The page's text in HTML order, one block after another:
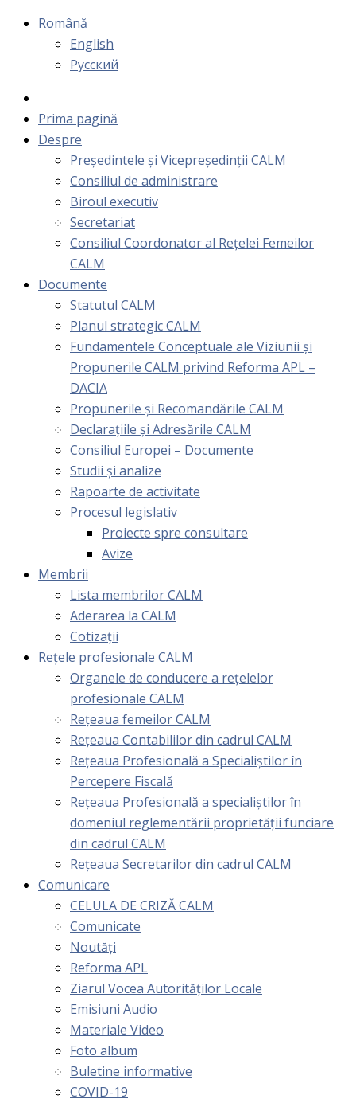
Română
English
Русский
Prima pagină
Despre
Președintele și Vicepreședinții CALM
Consiliul de administrare
Biroul executiv
Secretariat
Consiliul Coordonator al Rețelei Femeilor
CALM
Documente
Statutul CALM
Planul strategic CALM
Fundamentele Conceptuale ale Viziunii și
Propunerile CALM privind Reforma APL –
DACIA
Propunerile și Recomandările CALM
Declarațiile și Adresările CALM
Consiliul Europei – Documente
Studii și analize
Rapoarte de activitate
Procesul legislativ
Proiecte spre consultare
Avize
Membrii
Lista membrilor CALM
Aderarea la CALM
Cotizaţii
Rețele profesionale CALM
Organele de conducere a rețelelor
profesionale CALM
Rețeaua femeilor CALM
Rețeaua Contabililor din cadrul CALM
Rețeaua Profesională a Specialiștilor în
Percepere Fiscală
Reţeaua Profesională a specialiştilor în
domeniul reglementării proprietăţii funciare
din cadrul CALM
Rețeaua Secretarilor din cadrul CALM
Comunicare
CELULA DE CRIZĂ CALM
Comunicate
Noutăți
Reforma APL
Ziarul Vocea Autorităților Locale
Emisiuni Audio
Materiale Video
Foto album
Buletine informative
COVID-19